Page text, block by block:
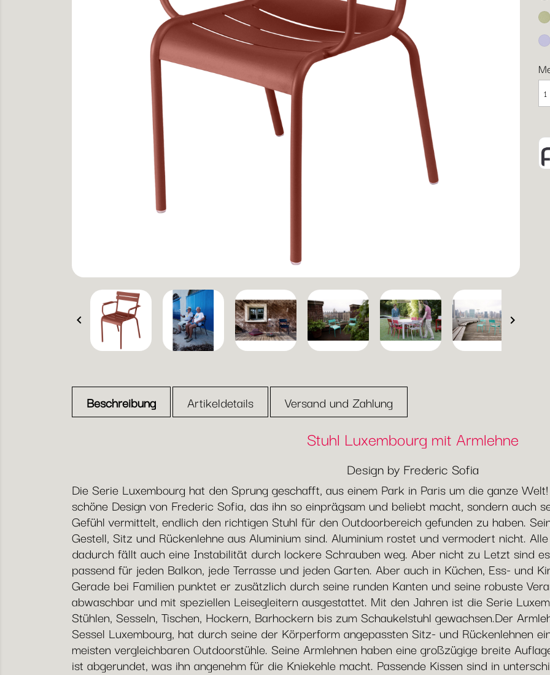
 
Beschreibung Artikeldetails Versand und Zahlung
Stuhl Luxembourg mit Armlehne
Design by Frederic Sofia
Die Serie Luxembourg hat den Sprung geschafft, aus einem Park in Paris um die ganze
schöne Design von Frederic Sofia, das ihn so einprägsam und beliebt macht, sondern auch
Gefühl vermittelt, endlich den richtigen Stuhl für den Outdoorbereich gefunden zu haben.
Gestell, Sitz und Rückenlehne aus Aluminium sind. Aluminium rostet und vermodert nicht.
dadurch fällt auch eine Instabilität durch lockere Schrauben weg. Aber nicht zu Letzt sind
passend für jeden Balkon, jede Terrasse und jeden Garten. Aber auch in Küchen, Ess- und
Gerade bei Familien punktet er zusätzlich durch seine runden Kanten und seine robuste
abwaschbar und mit speziellen Leisegleitern ausgestattet. Mit den Jahren ist die Serie
Stühlen, Sesseln, Tischen, Hockern, Barhockern bis zum Schaukelstuhl gewachsen.Der
Sessel Luxembourg, hat durch seine der Körperform angepassten Sitz- und Rückenlehnen
meisten vergleichbaren Outdoorstühle. Seine Armlehnen haben eine großzügige breite
ist abgerundet, was ihn angenehm für die Kniekehle macht. Passende Kissen sind in